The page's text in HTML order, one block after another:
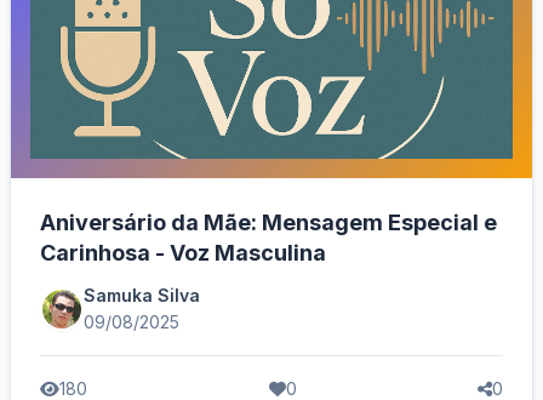
Aniversário da Mãe: Mensagem Especial e
Carinhosa - Voz Masculina
Samuka Silva
09/08/2025
180 0 0